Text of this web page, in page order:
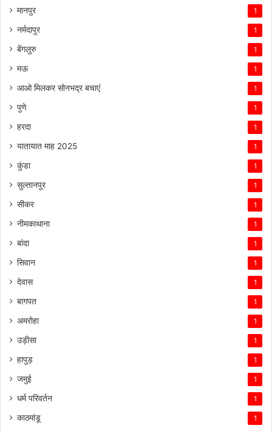
मानपुर 1
नर्मदापुर 1
बेंगलुरु 1
मऊ 1
आओ मिलकर सोनभद्र बचाएं 1
पुणे 1
हरदा 1
यातायात माह 2025 1
कुंडा 1
सुल्तानपुर 1
सीकर 1
नीमकाथाना 1
बांदा 1
सिवान 1
देवास 1
बागपत 1
अमरोहा 1
उड़ीसा 1
हापुड़ 1
जमुई 1
धर्म परिवर्तन 1
काठमांडू 1